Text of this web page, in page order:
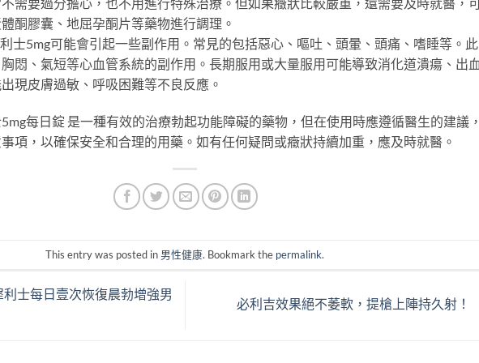
酮膠囊、地屈孕酮片等藥物進行調理。
利士5mg可能會引起一些副作用。常見的包括惡心、嘔吐、頭暈、頭痛、嗜睡等。此
悶、氣短等心血管系統的副作用。長期服用或大量服用可能導致消化道潰瘍、出
現皮膚過敏、呼吸困難等不良反應。
每日錠 是一種有效的治療勃起功能障礙的藥物，但在使用時應遵循醫生的建議
項，以確保安全和合理的用藥。如有任何疑問或癥狀持續加重，應及時就醫。
This entry was posted in 男性健康. Bookmark the permalink.
士每日壹次恢復晨勃增強男
必利吉效果絕不萎軟，提槍上陣持久射！